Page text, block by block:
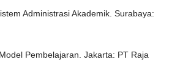
Administrasi Akademik. Surabaya:
Pembelajaran. Jakarta: PT Raja